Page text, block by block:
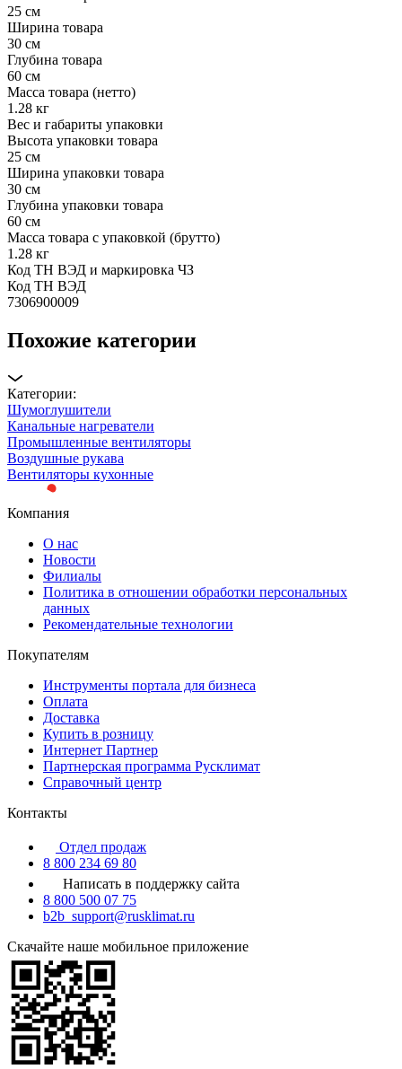
25 см
Ширина товара
30 см
Глубина товара
60 см
Масса товара (нетто)
1.28 кг
Вес и габариты упаковки
Высота упаковки товара
25 см
Ширина упаковки товара
30 см
Глубина упаковки товара
60 см
Масса товара с упаковкой (брутто)
1.28 кг
Код ТН ВЭД и маркировка ЧЗ
Код ТН ВЭД
7306900009
Похожие категории
Категории:
Шумоглушители
Канальные нагреватели
Промышленные вентиляторы
Воздушные рукава
Вентиляторы кухонные
Компания
О нас
Новости
Филиалы
Политика в отношении обработки персональных
данных
Рекомендательные технологии
Покупателям
Инструменты портала для бизнеса
Оплата
Доставка
Купить в розницу
Интернет Партнер
Партнерская программа Русклимат
Справочный центр
Контакты
Отдел продаж
8 800 234 69 80
Написать в поддержку сайта
8 800 500 07 75
b2b_support@rusklimat.ru
Скачайте наше мобильное приложение